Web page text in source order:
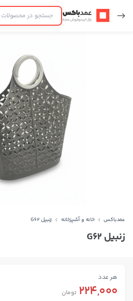
عمدباکس — بازگشت به صفحه اصلی
عمدباکس خانه و آشپزخانه زنبیل G62
زنبیل G62
هر عدد
224,000 تومان